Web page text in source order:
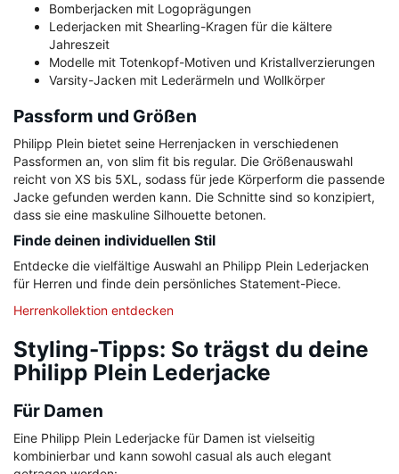
Bomberjacken mit Logoprägungen
Lederjacken mit Shearling-Kragen für die kältere
Jahreszeit
Modelle mit Totenkopf-Motiven und Kristallverzierungen
Varsity-Jacken mit Lederärmeln und Wollkörper
Passform und Größen
Philipp Plein bietet seine Herrenjacken in verschiedenen
Passformen an, von slim fit bis regular. Die Größenauswahl
reicht von XS bis 5XL, sodass für jede Körperform die passende
Jacke gefunden werden kann. Die Schnitte sind so konzipiert,
dass sie eine maskuline Silhouette betonen.
Finde deinen individuellen Stil
Entdecke die vielfältige Auswahl an Philipp Plein Lederjacken
für Herren und finde dein persönliches Statement-Piece.
Herrenkollektion entdecken
Styling-Tipps: So trägst du deine
Philipp Plein Lederjacke
Für Damen
Eine Philipp Plein Lederjacke für Damen ist vielseitig
kombinierbar und kann sowohl casual als auch elegant